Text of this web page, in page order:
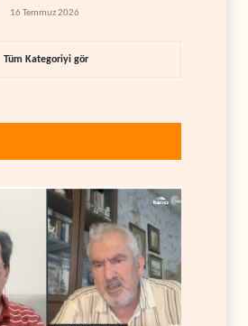
aldı
16 Temmuz 2026
Tüm Kategoriyi gör